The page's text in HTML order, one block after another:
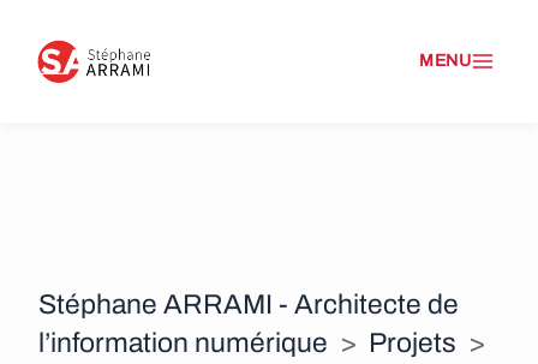
Stéphane ARRAMI - Architecte de
l’information numérique > Projets >